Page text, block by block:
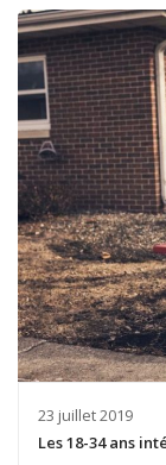
23 juillet 2019
Les 18-34 ans